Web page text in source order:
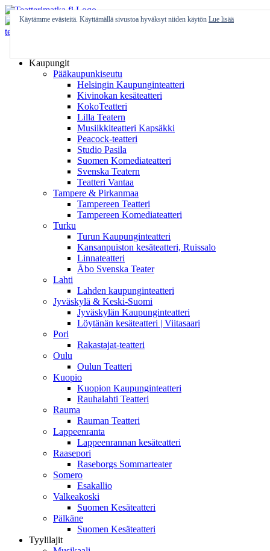
Skip
to
content
Kaupungit
Pääkaupunkiseutu
Helsingin Kaupunginteatteri
Kivinokan kesäteatteri
KokoTeatteri
Lilla Teatern
Musiikkiteatteri Kapsäkki
Peacock-teatteri
Studio Pasila
Suomen Komediateatteri
Svenska Teatern
Teatteri Vantaa
Tampere & Pirkanmaa
Tampereen Teatteri
Tampereen Komediateatteri
Turku
Turun Kaupunginteatteri
Kansanpuiston kesäteatteri, Ruissalo
Linnateatteri
Åbo Svenska Teater
Lahti
Lahden kaupunginteatteri
Jyväskylä & Keski-Suomi
Jyväskylän Kaupunginteatteri
Löytänän kesäteatteri | Viitasaari
Pori
Rakastajat-teatteri
Oulu
Oulun Teatteri
Kuopio
Kuopion Kaupunginteatteri
Rauhalahti Teatteri
Rauma
Rauman Teatteri
Lappeenranta
Lappeenrannan kesäteatteri
Raasepori
Raseborgs Sommarteater
Somero
Esakallio
Valkeakoski
Suomen Kesäteatteri
Pälkäne
Suomen Kesäteatteri
Tyylilajit
Käytämme evästeitä. Käyttämällä sivustoa hyväksyt niiden käytön Lue lisää